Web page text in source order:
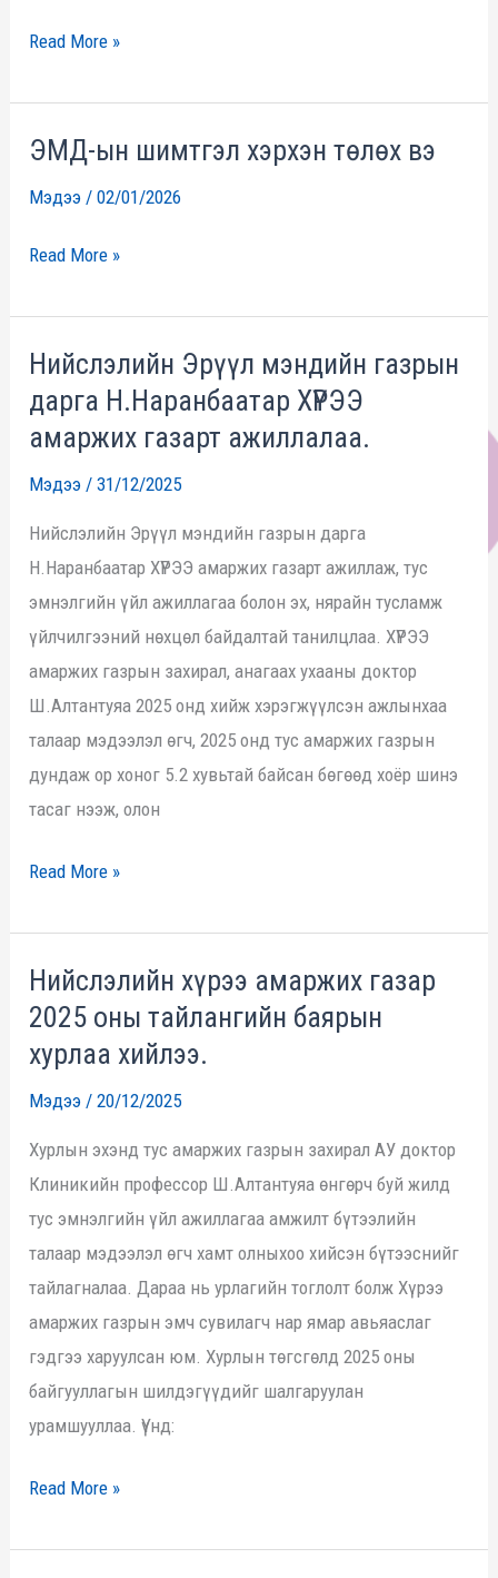
амаржих
газрын
хамт
ахмад
буурлуудаа
хүлээн
авч
үзүүллээ.
Read More »
ЭМД-ын шимтгэл хэрхэн төлөх вэ
Мэдээ /02/01/2026
ЭМД-
хэрхэн
вэ
Read More »
Нийслэлийн Эрүүл мэндийн газрын
дарга Н.Наранбаатар ХҮРЭЭ
амаржих газарт ажиллалаа.
Мэдээ /31/12/2025
Нийслэлийн Эрүүл мэндийн газрын дарга
Н.Наранбаатар ХҮРЭЭ амаржих газарт ажиллаж, тус
эмнэлгийн үйл ажиллагаа болон эх, нярайн тусламж
үйлчилгээний нөхцөл байдалтай танилцлаа. ХҮРЭЭ
амаржих газрын захирал, анагаах ухааны доктор
Ш.Алтантуяа 2025 онд хийж хэрэгжүүлсэн ажлынхаа
талаар мэдээлэл өгч, 2025 онд тус амаржих газрын
дундаж ор хоног 5.2 хувьтай байсан бөгөөд хоёр шинэ
тасаг нээж, олон
Нийслэлийн
Эрүүл
мэндийн
дарга
Н.Наранбаатар
ХҮРЭЭ
амаржих
газарт
ажиллалаа.
Read More »
Нийслэлийн хүрээ амаржих газар
2025 оны тайлангийн баярын
хурлаа хийлээ.
Мэдээ /20/12/2025
Хурлын эхэнд тус амаржих газрын захирал АУ доктор
Клиникийн профессор Ш.Алтантуяа өнгөрч буй жилд
тус эмнэлгийн үйл ажиллагаа амжилт бүтээлийн
талаар мэдээлэл өгч хамт олныхоо хийсэн бүтээснийг
тайлагналаа. Дараа нь урлагийн тоглолт болж Хүрээ
амаржих газрын эмч сувилагч нар ямар авьяаслаг
гэдгээ харуулсан юм. Хурлын төгсгөлд 2025 оны
байгууллагын шилдэгүүдийг шалгаруулан
урамшууллаа. Үүнд:
Нийслэлийн
хүрээ
амаржих
2025
оны
тайлангийн
баярын
хурлаа
хийлээ.
Read More »